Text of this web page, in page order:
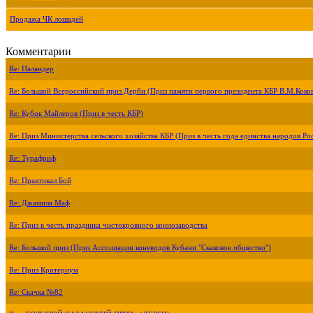
Продажа ЧК лошадей
Комментарии
Re: Паландер
Re: Большой Всероссийский приз Дерби (Приз памяти первого президента КБР
Re: Кубок Майлеров (Приз в честь КБР)
Re: Приз Министерства сельского хозяйства КБР (Приз в честь года единства народов
Re: Турафриф
Re: Практикал Бой
Re: Джамила Маф
Re: Приз в честь праздника чистокровного коннозаводства
Re: Большой приз (Приз Ассоциации коневодов Кубани "Скаковое общество")
Re: Приз Критериум
Re: Скачка №82